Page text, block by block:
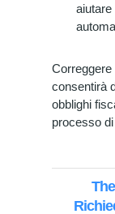
aiutare
Correggere
consentirà
obblighi
processo